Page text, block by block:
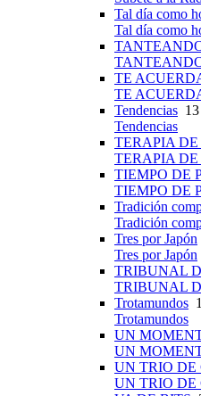
Tal día como
Tal día como
TE
TE
Tendencias 13
Tendencias
TERAPIA
TERAPIA
TIEMPO DE
TIEMPO DE
Tradición
Tradición
Tres por Japón
Tres por Japón
TRIBUNAL
TRIBUNAL
Trotamundos
Trotamundos
UN
UN
UN TRIO DE
UN TRIO DE